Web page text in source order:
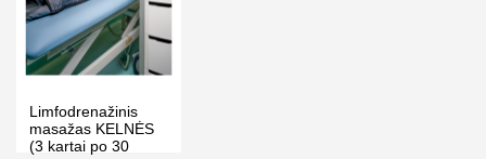
Limfodrenažinis
masažas KELNĖS
(3 kartai po 30